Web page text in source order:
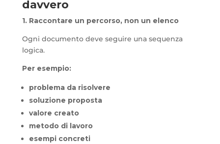
davvero
1. Raccontare un percorso, non un elenco
Ogni documento deve seguire una sequenza
logica.
Per esempio:
problema da risolvere
soluzione proposta
valore creato
metodo di lavoro
esempi concreti